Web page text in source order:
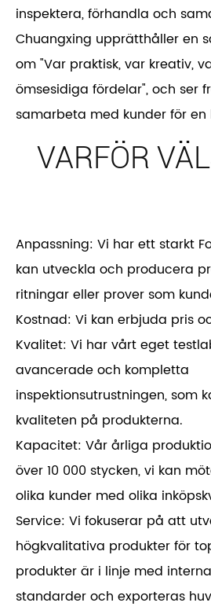
inspektera, förhandla och
Chuangxing upprätthåller en
om "Var praktisk, var kreativ,
ömsesidiga fördelar", och ser
samarbeta med kunder för en
VARFÖR
Anpassning: Vi har ett starkt
kan utveckla och producera
ritningar eller prover som
Kostnad: Vi kan erbjuda pris
Kvalitet: Vi har vårt eget
avancerade och kompletta
inspektionsutrustningen, som
kvaliteten på produkterna.
Kapacitet: Vår årliga
över 10 000 stycken, vi kan
olika kunder med olika
Service: Vi fokuserar på att
högkvalitativa produkter för
produkter är i linje med
standarder och exporteras